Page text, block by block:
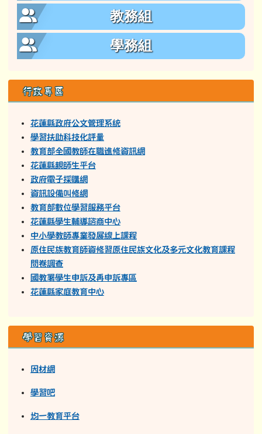
教務組
學務組
行政專區
花蓮縣政府公文管理系統
學習扶助科技化評量
教育部全國教師在職進修資訊網
花蓮縣親師生平台
政府電子採購網
資訊設備叫修網
教育部數位學習服務平台
花蓮縣學生輔導諮商中心
中小學教師專業發展線上課程
原住民族教育師資修習原住民族文化及多元文化教育課程
問卷調查
國教署學生申訴及再申訴專區
花蓮縣家庭教育中心
學習資源
因材網
學習吧
均一教育平台